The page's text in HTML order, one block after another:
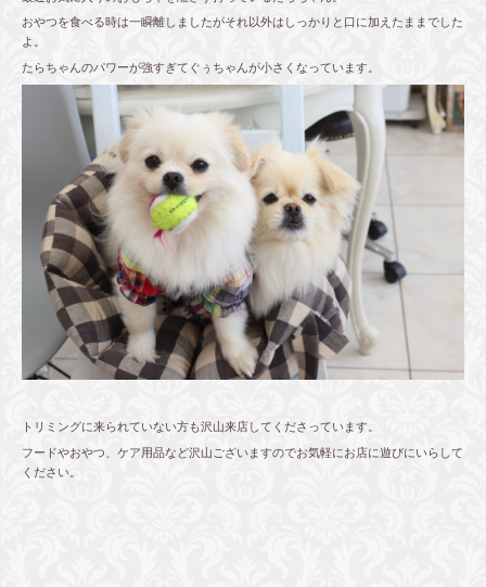
おやつを食べる時は一瞬離しましたがそれ以外はしっかりと口に加えたままでした
よ。
たらちゃんのパワーが強すぎてぐぅちゃんが小さくなっています。
トリミングに来られていない方も沢山来店してくださっています。
フードやおやつ、ケア用品など沢山ございますのでお気軽にお店に遊びにいらして
ください。